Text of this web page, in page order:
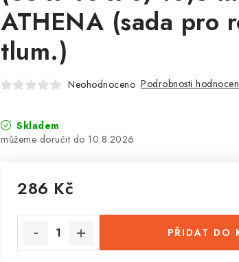
ATHENA (sada pro
tlum.)
Neohodnoceno Podrobnosti
Skladem
10.8.2026
286 Kč
PŘIDAT DO